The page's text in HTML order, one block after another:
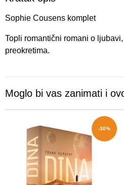
Sophie Cousens komplet
Topli romantični romani o
preokretima.
Moglo bi vas zanimati i
-30%